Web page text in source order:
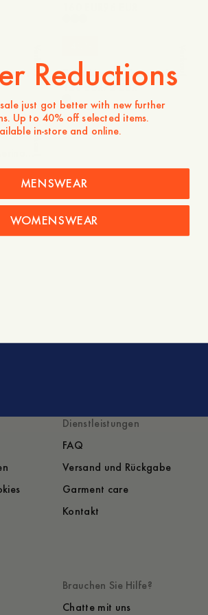
Verkauf
Tulip Merino Crewneck
Sweater
120 EUR 72 EUR
Verkauf
Dienstleistungen
FAQ
Versand und Rückgabe
Garment care
Kontakt
Brauchen Sie Hilfe?
Chatte mit uns
Reductions
sale just got better with new further
Up to 40% off selected items.
in-store and online.
MENSWEAR
WOMENSWEAR